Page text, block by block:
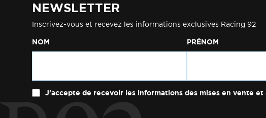
NEWSLETTER
Inscrivez-vous et recevez les informations exclusives Racing 92
NOM PRÉNOM
J'accepte de recevoir les informations des mises en vente et